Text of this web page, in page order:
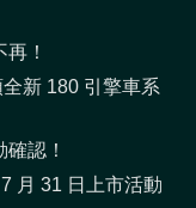
！
新 180 引擎車系
認！
月 31 日上市活動